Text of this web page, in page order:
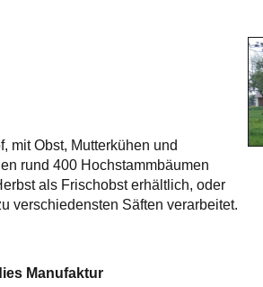
mit Obst, Mutterkühen und
rund 400 Hochstammbäumen
als Frischobst erhältlich, oder
verschiedensten Säften verarbeitet.
Manufaktur